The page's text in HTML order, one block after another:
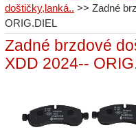
doštičky,lanká.. >> Zadné
ORIG.DIEL
Zadné brzdové
XDD 2024--